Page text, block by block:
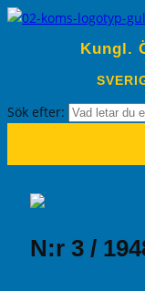
Kungl.
Sök efter:
N:r 3 /